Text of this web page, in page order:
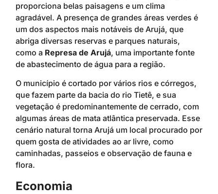
proporciona belas paisagens e um clima
agradável. A presença de grandes áreas verdes é
um dos aspectos mais notáveis de Arujá, que
abriga diversas reservas e parques naturais,
como a Represa de Arujá, uma importante fonte
de abastecimento de água para a região.
O município é cortado por vários rios e córregos,
que fazem parte da bacia do rio Tietê, e sua
vegetação é predominantemente de cerrado, com
algumas áreas de mata atlântica preservada. Esse
cenário natural torna Arujá um local procurado por
quem gosta de atividades ao ar livre, como
caminhadas, passeios e observação de fauna e
flora.
Economia